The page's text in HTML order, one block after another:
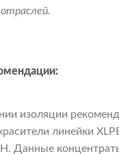
изоляции
линейки
Данные